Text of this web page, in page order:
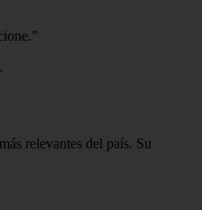
relevantes del país. Su